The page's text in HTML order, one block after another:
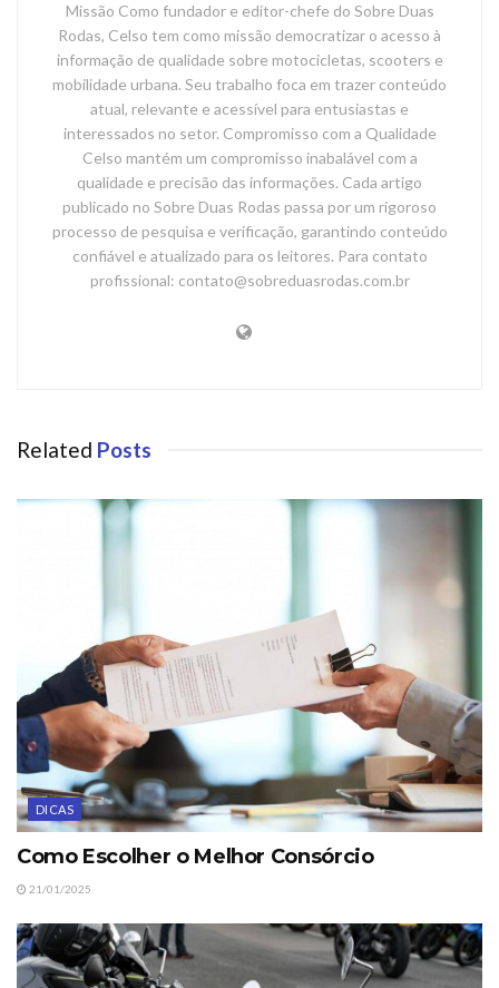
Missão Como fundador e editor-chefe do Sobre Duas
Rodas, Celso tem como missão democratizar o acesso à
informação de qualidade sobre motocicletas, scooters e
mobilidade urbana. Seu trabalho foca em trazer conteúdo
atual, relevante e acessível para entusiastas e
interessados no setor. Compromisso com a Qualidade
Celso mantém um compromisso inabalável com a
qualidade e precisão das informações. Cada artigo
publicado no Sobre Duas Rodas passa por um rigoroso
processo de pesquisa e verificação, garantindo conteúdo
confiável e atualizado para os leitores. Para contato
profissional: contato@sobreduasrodas.com.br
Related Posts
DICAS
Como Escolher o Melhor Consórcio
21/01/2025